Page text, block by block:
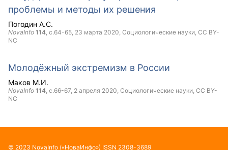
проблемы и методы их решения
Погодин А.С.
NovaInfo 114, с.64-65, 23 марта 2020, Социологические науки, CC BY-
NC
Молодёжный экстремизм в России
Маков М.И.
NovaInfo 114, с.66-67, 2 апреля 2020, Социологические науки, CC BY-
NC
© 2023 NovaInfo («НоваИнфо») ISSN 2308-3689